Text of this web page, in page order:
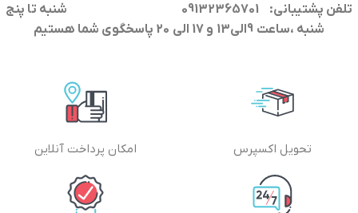
تلفن پشتیبانی: 09132365701
شنبه تا پنج
شنبه ،ساعت 9الی13 و 17 الی 20 پاسخگوی شما هستیم
تحویل اکسپرس امکان پرداخت آنلاین